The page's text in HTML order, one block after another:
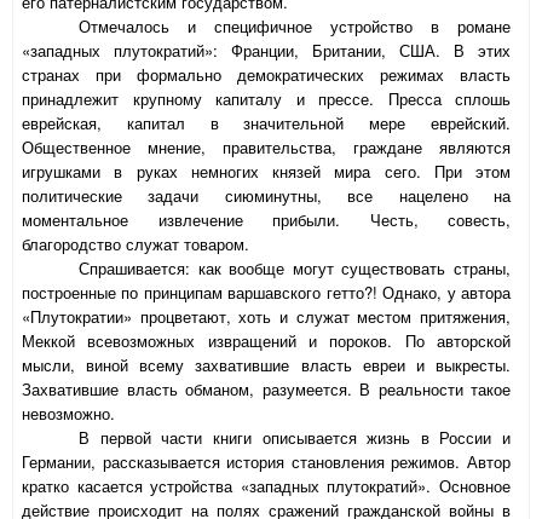
Отмечалось и специфичное устройство в романе
«западных плутократий»: Франции, Британии, США. В этих
странах при формально демократических режимах власть
принадлежит крупному капиталу и прессе. Пресса сплошь
еврейская, капитал в значительной мере еврейский.
Общественное мнение, правительства, граждане являются
игрушками в руках немногих князей мира сего. При этом
политические задачи сиюминутны, все нацелено на
моментальное извлечение прибыли. Честь, совесть,
благородство служат товаром.
Спрашивается: как вообще могут существовать страны,
построенные по принципам варшавского гетто?! Однако, у автора
«Плутократии» процветают, хоть и служат местом притяжения,
Меккой всевозможных извращений и пороков. По авторской
мысли, виной всему захватившие власть евреи и выкресты.
Захватившие власть обманом, разумеется. В реальности такое
невозможно.
В первой части книги описывается жизнь в России и
Германии, рассказывается история становления режимов. Автор
кратко касается устройства «западных плутократий». Основное
действие происходит на полях сражений гражданской войны в